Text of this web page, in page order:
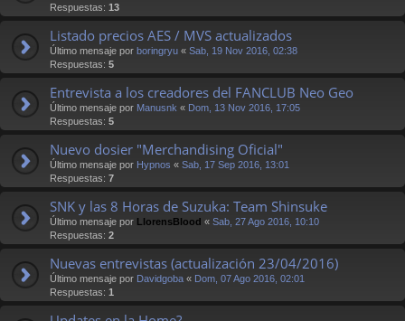
Respuestas: 13
Listado precios AES / MVS actualizados
Último mensaje por boringryu « Sab, 19 Nov 2016, 02:38
Respuestas: 5
Entrevista a los creadores del FANCLUB Neo Geo
Último mensaje por Manusnk « Dom, 13 Nov 2016, 17:05
Respuestas: 5
Nuevo dosier "Merchandising Oficial"
Último mensaje por Hypnos « Sab, 17 Sep 2016, 13:01
Respuestas: 7
SNK y las 8 Horas de Suzuka: Team Shinsuke
Último mensaje por LlorensBlood « Sab, 27 Ago 2016, 10:10
Respuestas: 2
Nuevas entrevistas (actualización 23/04/2016)
Último mensaje por Davidgoba « Dom, 07 Ago 2016, 02:01
Respuestas: 1